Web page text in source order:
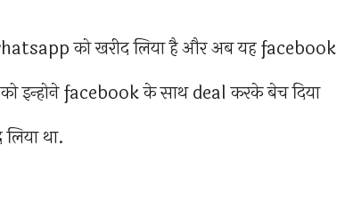
को खरीद लिया है और अब यह facebook
इन्होने facebook के साथ deal करके बेच दिया
था.